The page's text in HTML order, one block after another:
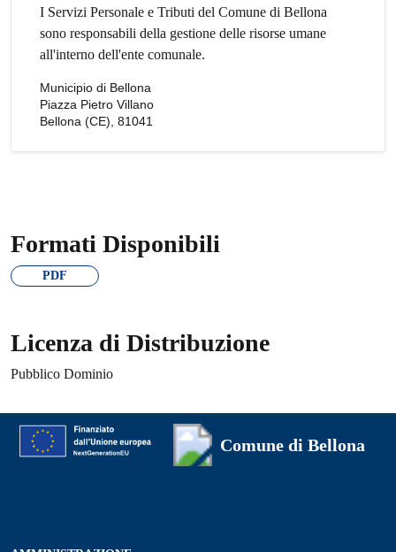
I Servizi Personale e Tributi del Comune di Bellona
sono responsabili della gestione delle risorse umane
all'interno dell'ente comunale.
Municipio di Bellona
Piazza Pietro Villano
Bellona (CE), 81041
Formati Disponibili
PDF
Licenza di Distribuzione
Pubblico Dominio
Comune di Bellona